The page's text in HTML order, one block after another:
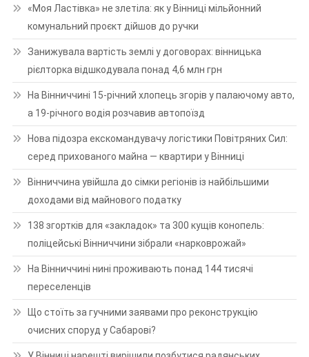
«Моя Ластівка» не злетіла: як у Вінниці мільйонний
комунальний проєкт дійшов до ручки
Занижувала вартість землі у договорах: вінницька
рієлторка відшкодувала понад 4,6 млн грн
На Вінниччині 15-річний хлопець згорів у палаючому авто,
а 19-річного водія розчавив автопоїзд
Нова підозра екскомандувачу логістики Повітряних Сил:
серед прихованого майна — квартири у Вінниці
Вінниччина увійшла до сімки регіонів із найбільшими
доходами від майнового податку
138 згортків для «закладок» та 300 кущів конопель:
поліцейські Вінниччини зібрали «нарковрожай»
На Вінниччині нині проживають понад 144 тисячі
переселенців
Що стоїть за гучними заявами про реконструкцію
очисних споруд у Сабарові?